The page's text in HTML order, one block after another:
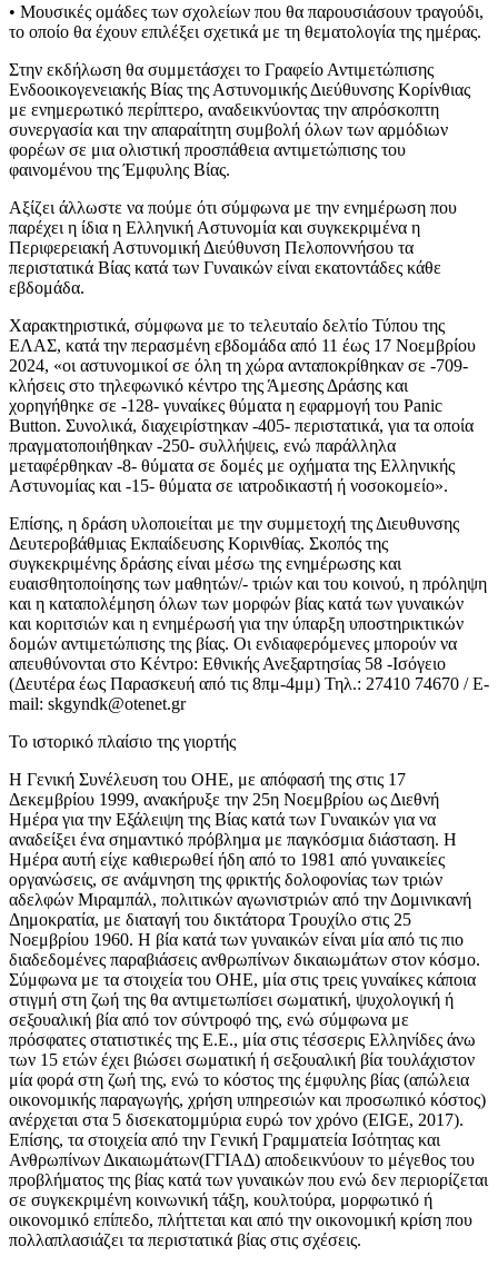
• Μουσικές ομάδες των σχολείων που θα παρουσιάσουν τραγούδι,
το οποίο θα έχουν επιλέξει σχετικά με τη θεματολογία της ημέρας.
Στην εκδήλωση θα συμμετάσχει το Γραφείο Αντιμετώπισης
Ενδοοικογενειακής Βίας της Αστυνομικής Διεύθυνσης Κορίνθιας
με ενημερωτικό περίπτερο, αναδεικνύοντας την απρόσκοπτη
συνεργασία και την απαραίτητη συμβολή όλων των αρμόδιων
φορέων σε μια ολιστική προσπάθεια αντιμετώπισης του
φαινομένου της Έμφυλης Βίας.
Αξίζει άλλωστε να πούμε ότι σύμφωνα με την ενημέρωση που
παρέχει η ίδια η Ελληνική Αστυνομία και συγκεκριμένα η
Περιφερειακή Αστυνομική Διεύθυνση Πελοποννήσου τα
περιστατικά Βίας κατά των Γυναικών είναι εκατοντάδες κάθε
εβδομάδα.
Χαρακτηριστικά, σύμφωνα με το τελευταίο δελτίο Τύπου της
ΕΛΑΣ, κατά την περασμένη εβδομάδα από 11 έως 17 Νοεμβρίου
2024, «οι αστυνομικοί σε όλη τη χώρα ανταποκρίθηκαν σε -709-
κλήσεις στο τηλεφωνικό κέντρο της Άμεσης Δράσης και
χορηγήθηκε σε -128- γυναίκες θύματα η εφαρμογή του Panic
Button. Συνολικά, διαχειρίστηκαν -405- περιστατικά, για τα οποία
πραγματοποιήθηκαν -250- συλλήψεις, ενώ παράλληλα
μεταφέρθηκαν -8- θύματα σε δομές με οχήματα της Ελληνικής
Αστυνομίας και -15- θύματα σε ιατροδικαστή ή νοσοκομείο».
Επίσης, η δράση υλοποιείται με την συμμετοχή της Διευθυνσης
Δευτεροβάθμιας Εκπαίδευσης Κορινθίας. Σκοπός της
συγκεκριμένης δράσης είναι μέσω της ενημέρωσης και
ευαισθητοποίησης των μαθητών/- τριών και του κοινού, η πρόληψη
και η καταπολέμηση όλων των μορφών βίας κατά των γυναικών
και κοριτσιών και η ενημέρωσή για την ύπαρξη υποστηρικτικών
δομών αντιμετώπισης της βίας. Οι ενδιαφερόμενες μπορούν να
απευθύνονται στο Κέντρο: Εθνικής Ανεξαρτησίας 58 -Ισόγειο
(Δευτέρα έως Παρασκευή από τις 8πμ-4μμ) Τηλ.: 27410 74670 / E-
mail: skgyndk@otenet.gr
Το ιστορικό πλαίσιο της γιορτής
Η Γενική Συνέλευση του ΟΗΕ, με απόφασή της στις 17
Δεκεμβρίου 1999, ανακήρυξε την 25η Νοεμβρίου ως Διεθνή
Ημέρα για την Εξάλειψη της Βίας κατά των Γυναικών για να
αναδείξει ένα σημαντικό πρόβλημα με παγκόσμια διάσταση. Η
Ημέρα αυτή είχε καθιερωθεί ήδη από το 1981 από γυναικείες
οργανώσεις, σε ανάμνηση της φρικτής δολοφονίας των τριών
αδελφών Μιραμπάλ, πολιτικών αγωνιστριών από την Δομινικανή
Δημοκρατία, με διαταγή του δικτάτορα Τρουχίλο στις 25
Νοεμβρίου 1960. Η βία κατά των γυναικών είναι μία από τις πιο
διαδεδομένες παραβιάσεις ανθρωπίνων δικαιωμάτων στον κόσμο.
Σύμφωνα με τα στοιχεία του ΟΗΕ, μία στις τρεις γυναίκες κάποια
στιγμή στη ζωή της θα αντιμετωπίσει σωματική, ψυχολογική ή
σεξουαλική βία από τον σύντροφό της, ενώ σύμφωνα με
πρόσφατες στατιστικές της Ε.Ε., μία στις τέσσερις Ελληνίδες άνω
των 15 ετών έχει βιώσει σωματική ή σεξουαλική βία τουλάχιστον
μία φορά στη ζωή της, ενώ το κόστος της έμφυλης βίας (απώλεια
οικονομικής παραγωγής, χρήση υπηρεσιών και προσωπικό κόστος)
ανέρχεται στα 5 δισεκατομμύρια ευρώ τον χρόνο (EIGE, 2017).
Επίσης, τα στοιχεία από την Γενική Γραμματεία Ισότητας και
Ανθρωπίνων Δικαιωμάτων(ΓΓΙΑΔ) αποδεικνύουν το μέγεθος του
προβλήματος της βίας κατά των γυναικών που ενώ δεν περιορίζεται
σε συγκεκριμένη κοινωνική τάξη, κουλτούρα, μορφωτικό ή
οικονομικό επίπεδο, πλήττεται και από την οικονομική κρίση που
πολλαπλασιάζει τα περιστατικά βίας στις σχέσεις.